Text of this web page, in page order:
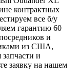
контрактных
все б/у
гарантию 60
и
из США,
и
заявку на нашем